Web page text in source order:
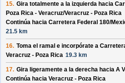
15. Gira totalmente a la izquierda hacia
Poza Rica - Veracruz/Veracruz - Poza Rica
Continúa hacia Carretera Federal 180/
21.5 km
16. Toma el ramal e incorpórate a
Veracruz - Poza Rica 19.3 km
17. Gira ligeramente a la derecha hacia A
Continúa hacia Veracruz - Poza Rica